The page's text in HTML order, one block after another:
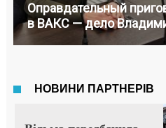
Оправдательный
в ВАКС — дело